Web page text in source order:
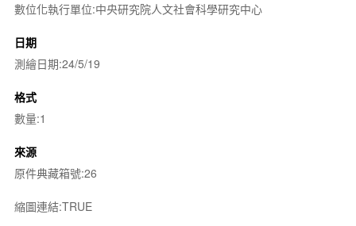
數位化執行單位:中央研究院人文社會科學研究中心
日期
測繪日期:24/5/19
格式
數量:1
來源
原件典藏箱號:26
縮圖連結:TRUE